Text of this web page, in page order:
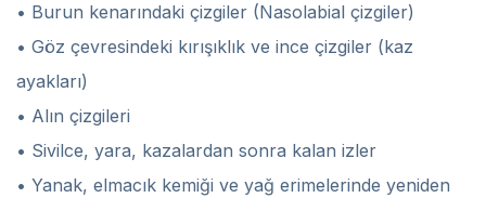
• Burun kenarındaki çizgiler (Nasolabial çizgiler)
• Göz çevresindeki kırışıklık ve ince çizgiler (kaz
ayakları)
• Alın çizgileri
• Sivilce, yara, kazalardan sonra kalan izler
• Yanak, elmacık kemiği ve yağ erimelerinde yeniden